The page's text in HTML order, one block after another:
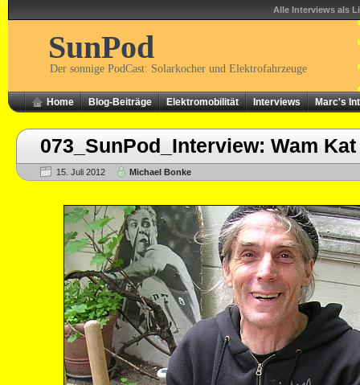
Alle Interviews als
SunPod
Der sonnige PodCast: Solarkocher und Elektrofahrzeuge
Home Blog-Beiträge Elektromobilität Interviews Marc's
073_SunPod_Interview: Wam Kat
15. Juli 2012 Michael Bonke